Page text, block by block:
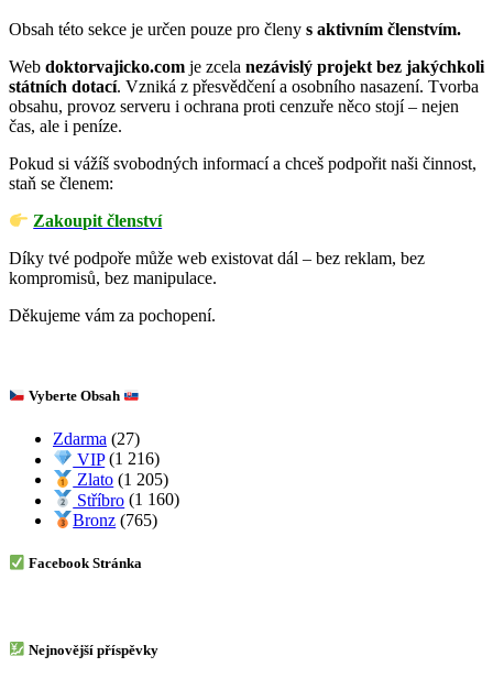
Obsah této sekce je určen pouze pro členy s aktivním členstvím.
Web doktorvajicko.com je zcela nezávislý projekt bez jakýchkoli
státních dotací. Vzniká z přesvědčení a osobního nasazení. Tvorba
obsahu, provoz serveru i ochrana proti cenzuře něco stojí – nejen
čas, ale i peníze.
Pokud si vážíš svobodných informací a chceš podpořit naši činnost,
staň se členem:
Zakoupit členství
Díky tvé podpoře může web existovat dál – bez reklam, bez
kompromisů, bez manipulace.
Děkujeme vám za pochopení.
Vyberte Obsah
Zdarma (27)
VIP(1 216)
Zlato (1 205)
Stříbro (1 160)
Bronz (765)
Facebook Stránka
Nejnovější příspěvky